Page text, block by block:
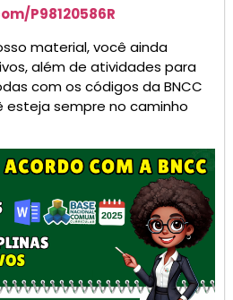
P98120586R
material, você ainda
além de atividades para
com os códigos da BNCC
esteja sempre no caminho